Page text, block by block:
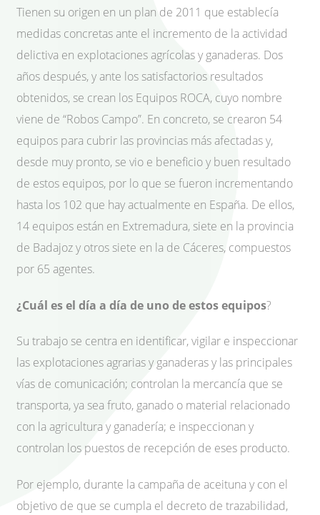
Tienen su origen en un plan de 2011 que establecía
medidas concretas ante el incremento de la actividad
delictiva en explotaciones agrícolas y ganaderas. Dos
años después, y ante los satisfactorios resultados
obtenidos, se crean los Equipos ROCA, cuyo nombre
viene de “Robos Campo”. En concreto, se crearon 54
equipos para cubrir las provincias más afectadas y,
desde muy pronto, se vio e beneficio y buen resultado
de estos equipos, por lo que se fueron incrementando
hasta los 102 que hay actualmente en España. De ellos,
14 equipos están en Extremadura, siete en la provincia
de Badajoz y otros siete en la de Cáceres, compuestos
por 65 agentes.
¿Cuál es el día a día de uno de estos equipos?
Su trabajo se centra en identificar, vigilar e inspeccionar
las explotaciones agrarias y ganaderas y las principales
vías de comunicación; controlan la mercancía que se
transporta, ya sea fruto, ganado o material relacionado
con la agricultura y ganadería; e inspeccionan y
controlan los puestos de recepción de eses producto.
Por ejemplo, durante la campaña de aceituna y con el
objetivo de que se cumpla el decreto de trazabilidad,